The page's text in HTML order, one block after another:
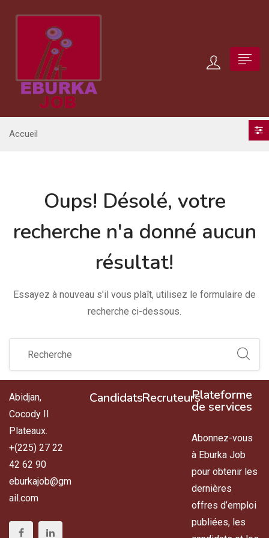
Accueil
Oups! Désolé, votre
recherche n'a donné aucun
résultat!
Essayez à nouveau s'il vous plaît, utilisez le formulaire de
recherche ci-dessous.
Abidjan,
Cocody II
Plateaux.
+(225) 27 22
42 62 90
eburkajob@gm
ail.com
CandidatsRecruteursPlateforme
de services
Abonnez-vous
à Eburka Job
pour obtenir les
dernières
offres d’emploi
publiées, les